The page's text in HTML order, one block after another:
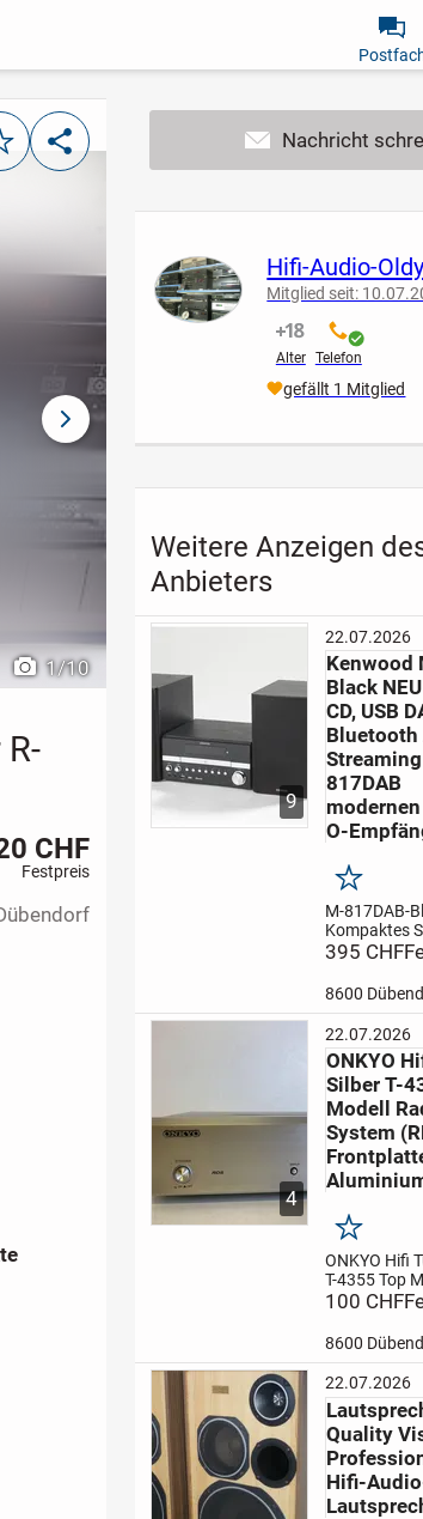
Teilen
1/10
nächstes Bild
CHF
Festpreis
Hifi-Audio-
Mitglied seit:
Alter
nicht verifiziert
Telefon
verifiziert
gefällt 1 Mitglied
Weitere Anzeigen
Anbieters
9
22.07.2026
Kenwood
Black
CD, USB
Bluetooth
817DAB
modernen
O-
Merken
M-817DAB-
Kompaktes
System mit
sowie DAB+
Bluetooth
817DAB ist
modernen
Empfänger
und
kabellose...
395 CHF
8600
4
22.07.2026
ONKYO
Silber T-
Modell
System
Merken
ONKYO Hifi
T-4355 Top
FM/AM-
und
zu 20 FM/10
Sendern-
100 CHF
8600
22.07.2026
Quality
Hifi-